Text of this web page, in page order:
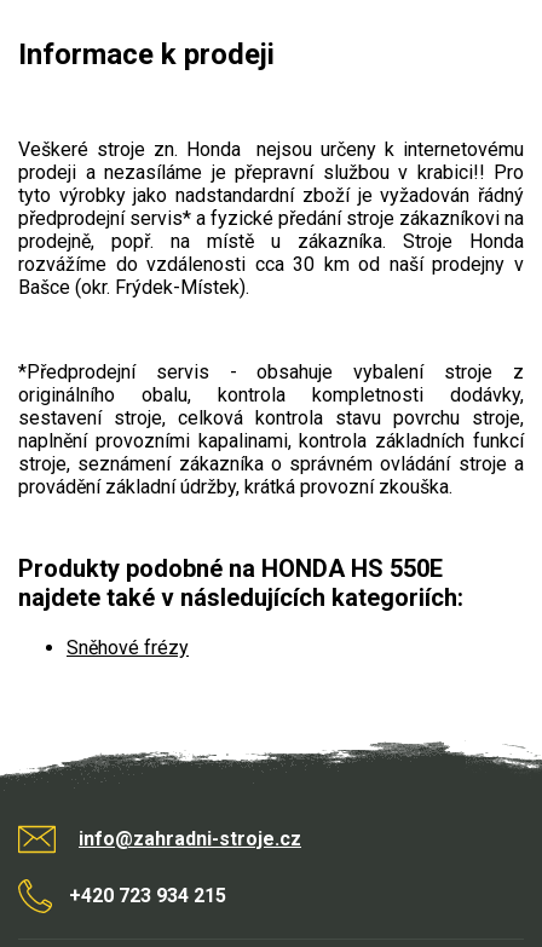
Elektrické čtyřkolky
Náhradní díly pro motorové pily
Zahradní traktory
Řetězové pily
Náhradní díly pro křovinořezy
Informace k prodeji
Veškeré stroje zn. Honda nejsou určeny k internetovému
prodeji a nezasíláme je přepravní službou v krabici!! Pro
tyto výrobky jako nadstandardní zboží je vyžadován řádný
předprodejní servis* a fyzické předání stroje zákazníkovi na
prodejně, popř. na místě u zákazníka. Stroje Honda
rozvážíme do vzdálenosti cca 30 km od naší prodejny v
Bašce (okr. Frýdek-Místek).
*Předprodejní servis - obsahuje vybalení stroje z
originálního obalu, kontrola kompletnosti dodávky,
sestavení stroje, celková kontrola stavu povrchu stroje,
naplnění provozními kapalinami, kontrola základních funkcí
stroje, seznámení zákazníka o správném ovládání stroje a
provádění základní údržby, krátká provozní zkouška.
Produkty podobné na HONDA HS 550E
najdete také v následujících kategoriích:
Sněhové frézy
info@zahradni-stroje.cz
+420 723 934 215